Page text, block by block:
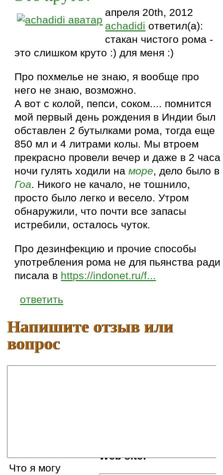
апреля 20th, 2012
achadidi ответил(а):
стакан чистого рома -
это слишком круто :) для меня :)
Про похмелье не знаю, я вообще про
него не знаю, возможно.
А вот с колой, пепси, соком.... помнится
мой первый день рождения в Индии был
обставлен 2 бутылками рома, тогда еще
850 мл и 4 литрами колы. Мы втроем
прекрасно провели вечер и даже в 2 часа
ночи гулять ходили наморе, дело было в
Гоа. Никого не качало, не тошнило,
просто было легко и весело. Утром
обнаружили, что почти все запасы
истребили, осталось чуток.
Про дезинфекцию и прочие способы
употребления рома не для пьянства ради
писала в https://indonet.ru/f...
ответить
Напишите отзыв или
вопрос
Web site:
Что я могу